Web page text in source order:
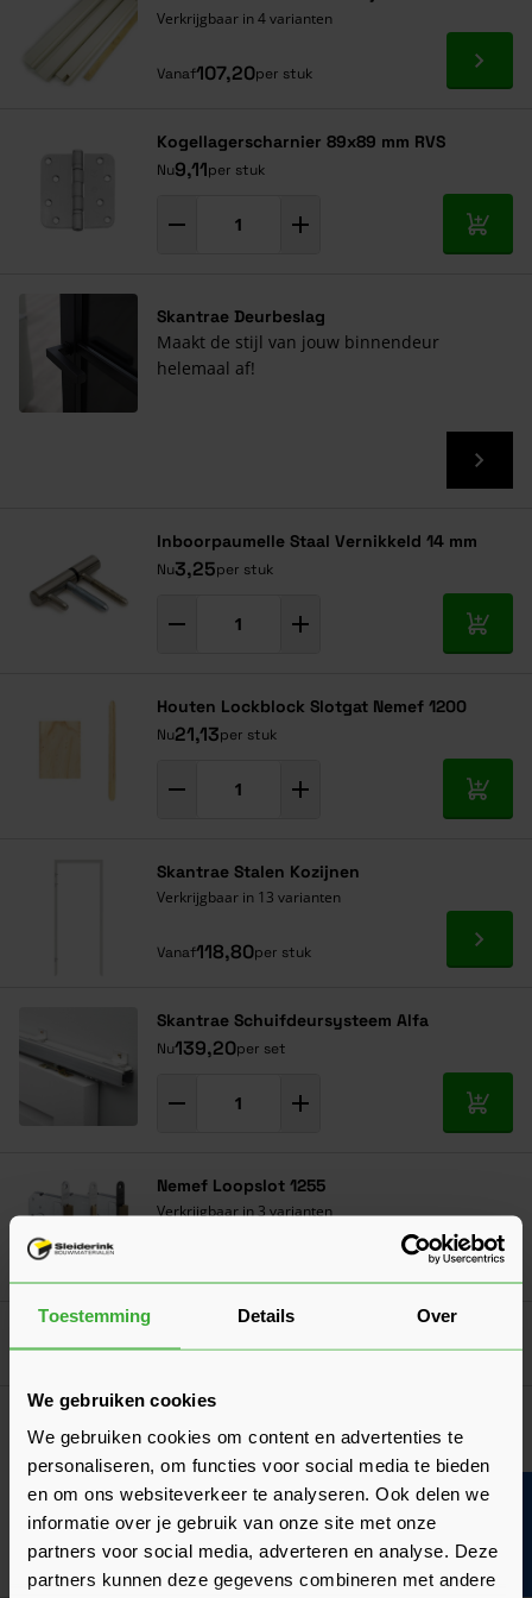
Toestemming Details Over
We gebruiken cookies
We gebruiken cookies om content en advertenties te
personaliseren, om functies voor social media te bieden
en om ons websiteverkeer te analyseren. Ook delen we
informatie over je gebruik van onze site met onze
partners voor social media, adverteren en analyse. Deze
partners kunnen deze gegevens combineren met andere
Verkrijgbaar in 4 varianten
Vanaf107,20per stuk Ga
Kogellagerscharnier 89x89 mm RVS
Nu9,11per stuk
In
Skantrae Deurbeslag
Maakt de stijl van jouw binnendeur
helemaal af!
Inboorpaumelle Staal Vernikkeld 14 mm
Nu3,25per stuk
In
Houten Lockblock Slotgat Nemef 1200
Nu21,13per stuk
In
Skantrae Stalen Kozijnen
Verkrijgbaar in 13 varianten
Vanaf118,80per stuk Ga
Skantrae Schuifdeursysteem Alfa
Nu139,20per set
In
Nemef Loopslot 1255
Verkrijgbaar in 3 varianten
Ga
Goed voorbereid aan de slag
Algemeen
De draairichting van een deur bepalen
Moet je de draairichting van je nieuwe deur aangeven? Wij
leggen hier uit hoe je de draairichting kunt bepalen!
Laatst gewijzigd: Februari 2026
Leestijd: 2 minuten
Lees